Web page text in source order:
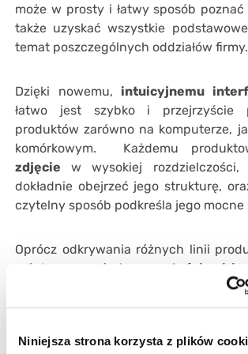
Niniejsza strona korzysta z plików
może w prosty i łatwy sposób poznać
także uzyskać wszystkie
temat poszczególnych oddziałów firmy.
Dzięki nowemu, intuicyjnemu
łatwo jest szybko i przejrzyście
produktów zarówno na komputerze,
komórkowym. Każdemu
zdjęcie w wysokiej rozdzielczości,
dokładnie obejrzeć jego strukturę,
czytelny sposób podkreśla jego
Oprócz odkrywania różnych linii
mógł zapoznać się z
wartościami i
stanowią podstawę naszej pracy, a
okazję dowiedzieć się więcej na
działalności, nowościom i innym. Na